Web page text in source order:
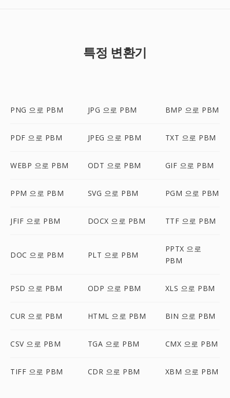
특정 변환기
PNG 으로 PBM JPG 으로 PBM BMP 으로 PBM
PDF 으로 PBM JPEG 으로 PBM TXT 으로 PBM
WEBP 으로 PBM ODT 으로 PBM GIF 으로 PBM
PPM 으로 PBM SVG 으로 PBM PGM 으로 PBM
JFIF 으로 PBM DOCX 으로 PBM TTF 으로 PBM
DOC 으로 PBM PLT 으로 PBM
PPTX 으로
PBM
PSD 으로 PBM ODP 으로 PBM XLS 으로 PBM
CUR 으로 PBM HTML 으로 PBM BIN 으로 PBM
CSV 으로 PBM TGA 으로 PBM CMX 으로 PBM
TIFF 으로 PBM CDR 으로 PBM XBM 으로 PBM